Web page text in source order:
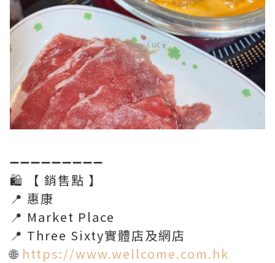
➖➖➖➖➖➖➖➖➖
🛍 【 銷售點 】
📍 惠康
📍 Market Place
📍 Three Sixty實體店及網店
🌐 https://www.wellcome.com.hk